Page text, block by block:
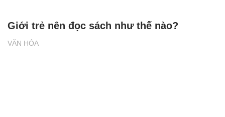
VĂN HÓA
Giới trẻ nên đọc sách như thế nào?